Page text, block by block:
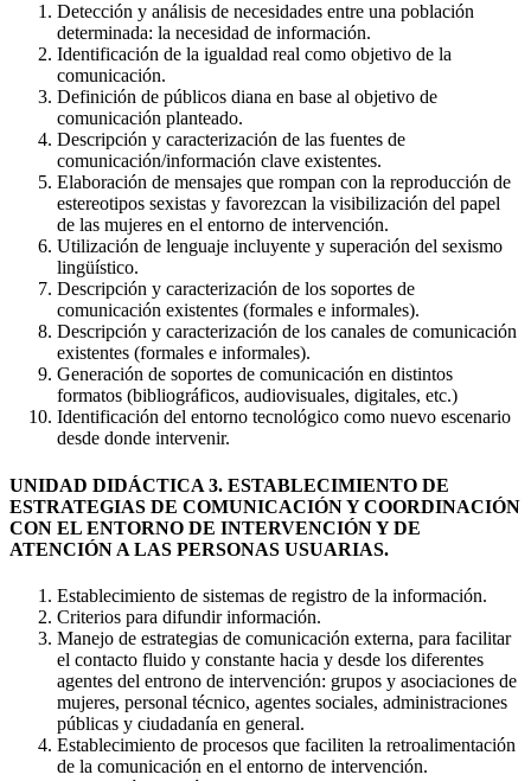
Detección y análisis de necesidades entre una población
determinada: la necesidad de información.
Identificación de la igualdad real como objetivo de la
comunicación.
Definición de públicos diana en base al objetivo de
comunicación planteado.
Descripción y caracterización de las fuentes de
comunicación/información clave existentes.
Elaboración de mensajes que rompan con la reproducción de
estereotipos sexistas y favorezcan la visibilización del papel
de las mujeres en el entorno de intervención.
Utilización de lenguaje incluyente y superación del sexismo
lingüístico.
Descripción y caracterización de los soportes de
comunicación existentes (formales e informales).
Descripción y caracterización de los canales de comunicación
existentes (formales e informales).
Generación de soportes de comunicación en distintos
formatos (bibliográficos, audiovisuales, digitales, etc.)
Identificación del entorno tecnológico como nuevo escenario
desde donde intervenir.
UNIDAD DIDÁCTICA 3. ESTABLECIMIENTO DE
ESTRATEGIAS DE COMUNICACIÓN Y COORDINACIÓN
CON EL ENTORNO DE INTERVENCIÓN Y DE
ATENCIÓN A LAS PERSONAS USUARIAS.
Establecimiento de sistemas de registro de la información.
Criterios para difundir información.
Manejo de estrategias de comunicación externa, para facilitar
el contacto fluido y constante hacia y desde los diferentes
agentes del entrono de intervención: grupos y asociaciones de
mujeres, personal técnico, agentes sociales, administraciones
públicas y ciudadanía en general.
Establecimiento de procesos que faciliten la retroalimentación
de la comunicación en el entorno de intervención.